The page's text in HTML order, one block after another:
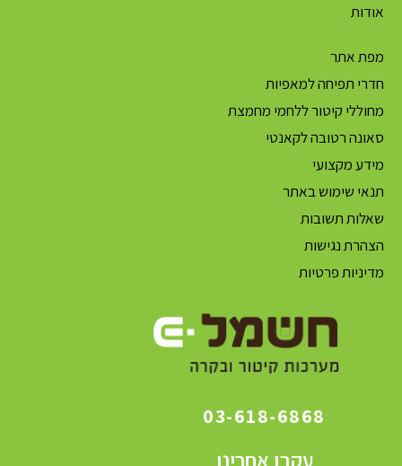
אודות
מפת אתר
חדרי תפיחה למאפיות
מחוללי קיטור ללחמי מחמצת
סאונה רטובה לקאנטי
מידע מקצועי
תנאי שימוש באתר
שאלות תשובות
הצהרת נגישות
מדיניות פרטיות
03-618-6868
עקבו אחרינו